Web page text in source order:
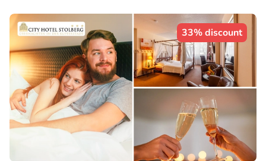
33% discount